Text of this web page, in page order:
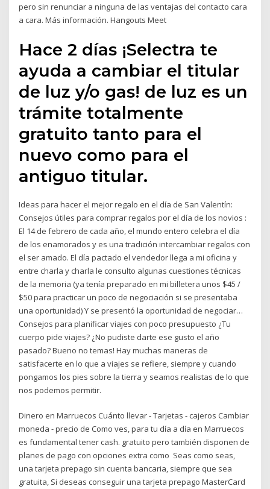
pero sin renunciar a ninguna de las ventajas del contacto cara
a cara. Más información. Hangouts Meet
Hace 2 días ¡Selectra te
ayuda a cambiar el titular
de luz y/o gas! de luz es un
trámite totalmente
gratuito tanto para el
nuevo como para el
antiguo titular.
Ideas para hacer el mejor regalo en el día de San Valentín:
Consejos útiles para comprar regalos por el día de los novios :
El 14 de febrero de cada año, el mundo entero celebra el día
de los enamorados y es una tradición intercambiar regalos con
el ser amado. El día pactado el vendedor llega a mi oficina y
entre charla y charla le consulto algunas cuestiones técnicas
de la memoria (ya tenía preparado en mi billetera unos $45 /
$50 para practicar un poco de negociación si se presentaba
una oportunidad) Y se presentó la oportunidad de negociar…
Consejos para planificar viajes con poco presupuesto ¿Tu
cuerpo pide viajes? ¿No pudiste darte ese gusto el año
pasado? Bueno no temas! Hay muchas maneras de
satisfacerte en lo que a viajes se refiere, siempre y cuando
pongamos los pies sobre la tierra y seamos realistas de lo que
nos podemos permitir.
Dinero en Marruecos Cuánto llevar - Tarjetas - cajeros Cambiar
moneda - precio de Como ves, para tu día a día en Marruecos
es fundamental tener cash. gratuito pero también disponen de
planes de pago con opciones extra como Seas como seas,
una tarjeta prepago sin cuenta bancaria, siempre que sea
gratuita, Si deseas conseguir una tarjeta prepago MasterCard